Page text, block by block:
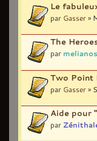
Le
par Gasser»
The
par melianos
Two Point
par Gasser»
Aide pour
par